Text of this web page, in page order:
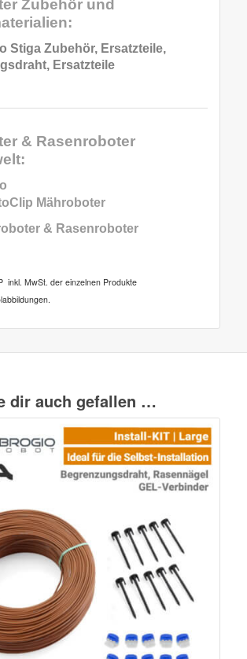
Zubehör und
Stiga Zubehör, Ersatzteile,
Ersatzteile
& Rasenroboter
Mähroboter
& Rasenroboter
inkl. MwSt. der einzelnen Produkte
dir auch gefallen …